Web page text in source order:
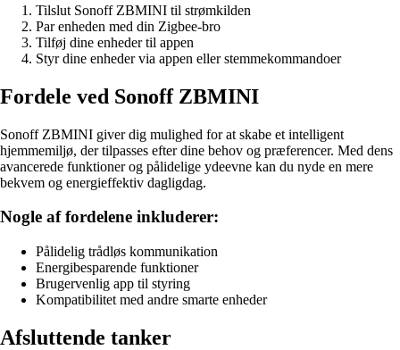
Tilslut Sonoff ZBMINI til strømkilden
Par enheden med din Zigbee-bro
Tilføj dine enheder til appen
Styr dine enheder via appen eller stemmekommandoer
Fordele ved Sonoff ZBMINI
Sonoff ZBMINI giver dig mulighed for at skabe et intelligent
hjemmemiljø, der tilpasses efter dine behov og præferencer. Med dens
avancerede funktioner og pålidelige ydeevne kan du nyde en mere
bekvem og energieffektiv dagligdag.
Nogle af fordelene inkluderer:
Pålidelig trådløs kommunikation
Energibesparende funktioner
Brugervenlig app til styring
Kompatibilitet med andre smarte enheder
Afsluttende tanker